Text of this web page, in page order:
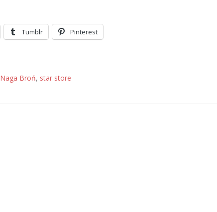
Tumblr Pinterest
Naga Broń, star store